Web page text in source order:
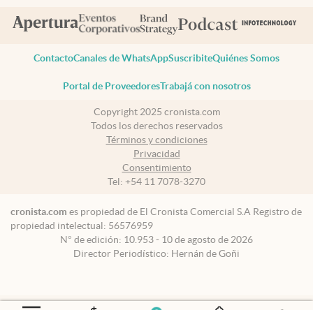
ContactoCanales de WhatsAppSuscribiteQuiénes Somos
Portal de ProveedoresTrabajá con nosotros
Copyright 2025 cronista.com
Todos los derechos reservados
Términos y condiciones
Privacidad
Consentimiento
Tel: +54 11 7078-3270
cronista.com es propiedad de El Cronista Comercial S.A Registro de
propiedad intelectual: 56576959
N° de edición: 10.953 - 10 de agosto de 2026
Director Periodístico: Hernán de Goñi